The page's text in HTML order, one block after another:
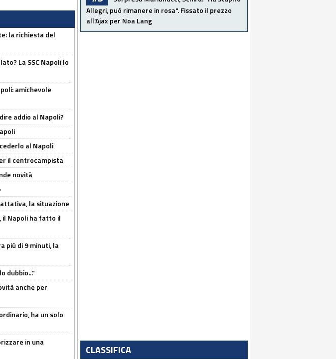
la richiesta del
La SSC Napoli lo
amichevole
addio al Napoli?
al Napoli
il centrocampista
novità
la situazione
il Napoli ha fatto il
più di 9 minuti, la
dubbio..."
anche per
ha un solo
in una
Allegri, può rimanere in rosa". Fissato il prezzo
all'Ajax per Noa Lang
CLASSIFICA